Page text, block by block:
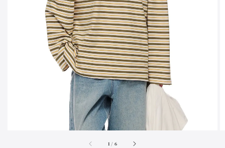
1 / accessibility.of
6